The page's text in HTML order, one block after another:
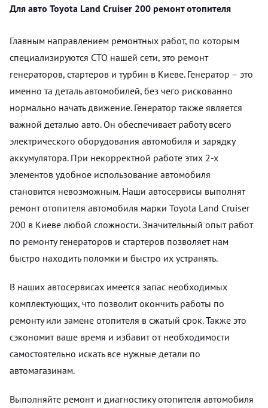
Для авто Toyota Land Cruiser 200 ремонт отопителя
Главным направлением ремонтных работ, по которым
специализируются СТО нашей сети, это ремонт
генераторов, стартеров и турбин в Киеве. Генератор – это
именно та деталь автомобилей, без чего рискованно
нормально начать движение. Генератор также является
важной деталью авто. Он обеспечивает работу всего
электрического оборудования автомобиля и зарядку
аккумулятора. При некорректной работе этих 2-х
элементов удобное использование автомобиля
становится невозможным. Наши автосервисы выполнят
ремонт отопителя автомобиля марки Toyota Land Cruiser
200 в Киеве любой сложности. Значительный опыт работ
по ремонту генераторов и стартеров позволяет нам
быстро находить поломки и быстро их устранять.
В наших автосервисах имеется запас необходимых
комплектующих, что позволит окончить работы по
ремонту или замене отопителя в сжатый срок. Также это
сэкономит ваше время и избавит от необходимости
самостоятельно искать все нужные детали по
автомагазинам.
Выполняйте ремонт и диагностику отопителя автомобиля